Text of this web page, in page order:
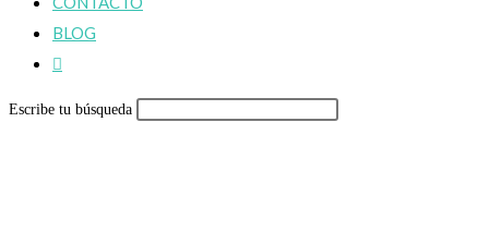
BLOG
Alternar
de
Escribe tu búsqueda